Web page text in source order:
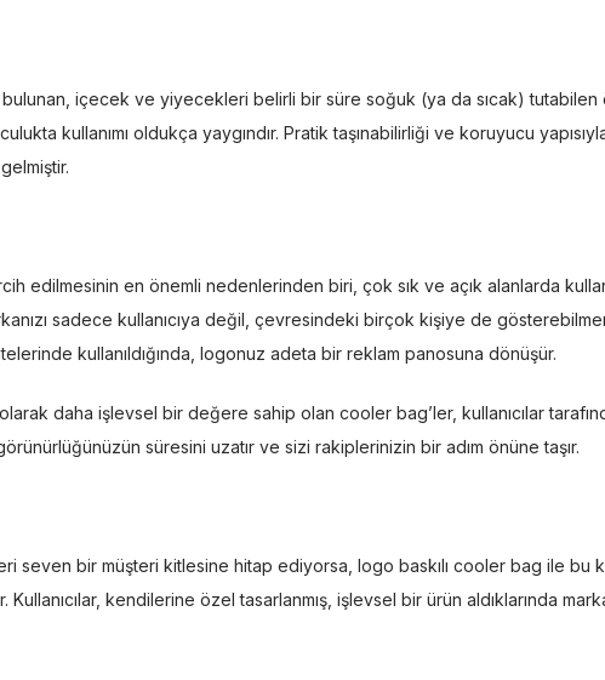
bulunan, içecek ve yiyecekleri belirli bir süre soğuk (ya da sıcak) tutabilen
kullanımı oldukça yaygındır. Pratik taşınabilirliği ve koruyucu
edilmesinin en önemli nedenlerinden biri, çok sık ve açık alanlarda
sadece kullanıcıya değil, çevresindeki birçok kişiye de
kullanıldığında, logonuz adeta bir reklam panosuna dönüşür.
daha işlevsel bir değere sahip olan cooler bag’ler, kullanıcılar
süresini uzatır ve sizi rakiplerinizin bir adım önüne taşır.
seven bir müşteri kitlesine hitap ediyorsa, logo baskılı cooler bag ile bu
kendilerine özel tasarlanmış, işlevsel bir ürün aldıklarında